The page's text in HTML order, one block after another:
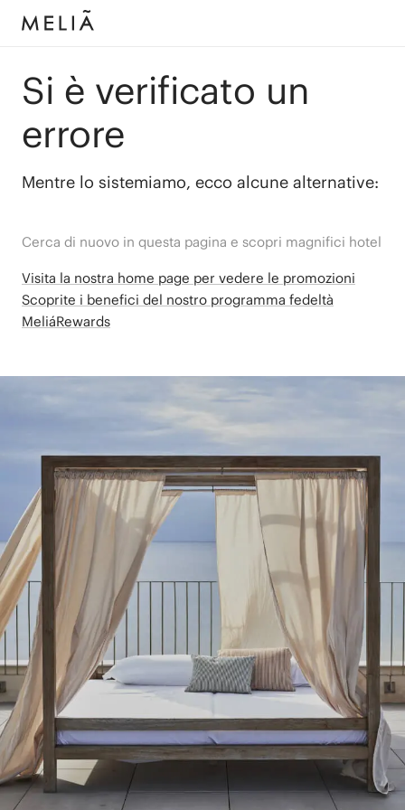
Si è verificato un
errore
Mentre lo sistemiamo, ecco alcune alternative:
Cerca di nuovo in questa pagina e scopri magnifici hotel
Visita la nostra home page per vedere le promozioni
Scoprite i benefici del nostro programma fedeltà
MeliáRewards